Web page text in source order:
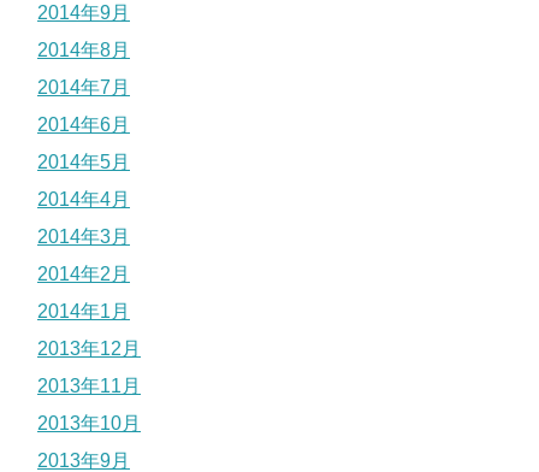
2014年9月
2014年8月
2014年7月
2014年6月
2014年5月
2014年4月
2014年3月
2014年2月
2014年1月
2013年12月
2013年11月
2013年10月
2013年9月